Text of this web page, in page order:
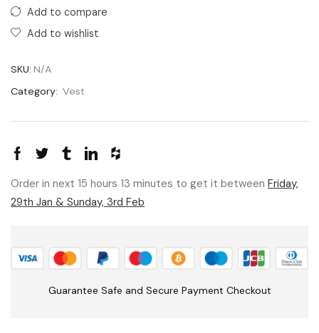
Add to compare
Add to wishlist
SKU: N/A
Category: Vest
Order in next 15 hours 13 minutes to get it between Friday,
29th Jan & Sunday, 3rd Feb
Guarantee Safe and Secure Payment Checkout